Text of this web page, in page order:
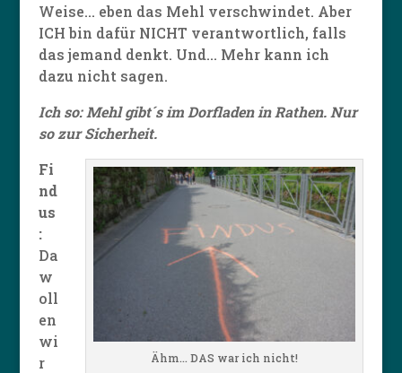
Weise… eben das Mehl verschwindet. Aber
ICH bin dafür NICHT verantwortlich, falls
das jemand denkt. Und… Mehr kann ich
dazu nicht sagen.
Ich so: Mehl gibt´s im Dorfladen in Rathen. Nur
so zur Sicherheit.
Ähm… DAS war ich nicht!
Fi
nd
us
:
Da
w
oll
en
wi
r